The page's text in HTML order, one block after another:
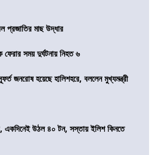
প্রজাতির মাছ উদ্ধার
ফেরার সময় দুর্ঘটনায় নিহত ৬
জনরোষ হয়েছে হালিশহরে, বললেন মুখ্যমন্ত্রী
একদিনেই উঠল ৪০ টন, সস্তায় ইলিশ কিনতে